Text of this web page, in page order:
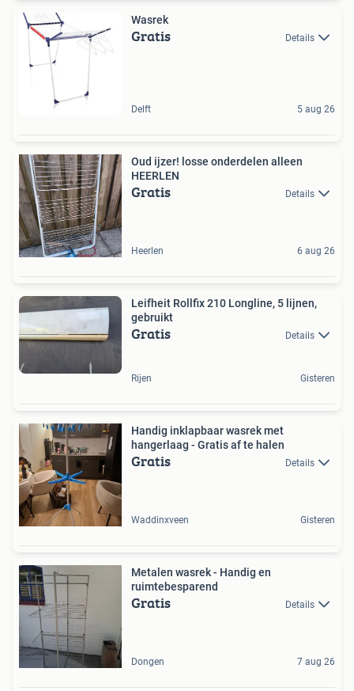
Wasrek
Gratis Details
Delft 5 aug 26
Oud ijzer! losse onderdelen alleen
HEERLEN
Gratis Details
Heerlen 6 aug 26
Leifheit Rollfix 210 Longline, 5 lijnen,
gebruikt
Gratis Details
Rijen Gisteren
Handig inklapbaar wasrek met
hangerlaag - Gratis af te halen
Gratis Details
Waddinxveen Gisteren
Metalen wasrek - Handig en
ruimtebesparend
Gratis Details
Dongen 7 aug 26